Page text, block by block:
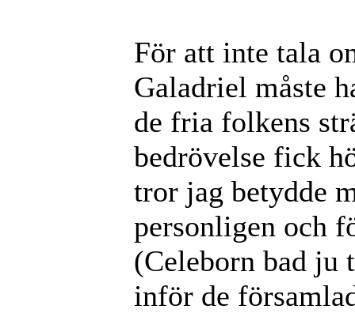
För att inte tala
Galadriel måste
de fria folkens
bedrövelse fick
tror jag betydde
personligen och
(Celeborn bad
inför de